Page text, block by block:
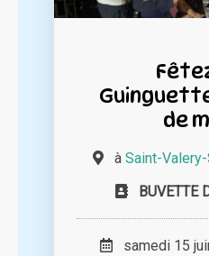
de
à Saint-
BUVETTE
samedi 15